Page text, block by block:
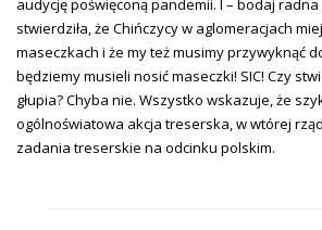
audycję poświęconą pandemii. I – bodaj
stwierdziła, że Chińczycy w aglomeracjach
maseczkach i że my też musimy przywyknąć
będziemy musieli nosić maseczki! SIC! Czy
głupia? Chyba nie. Wszystko wskazuje, że
ogólnoświatowa akcja treserska, w wtórej
zadania treserskie na odcinku polskim.